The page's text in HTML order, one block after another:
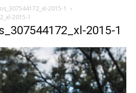
2015-1
2015-1
2015-1